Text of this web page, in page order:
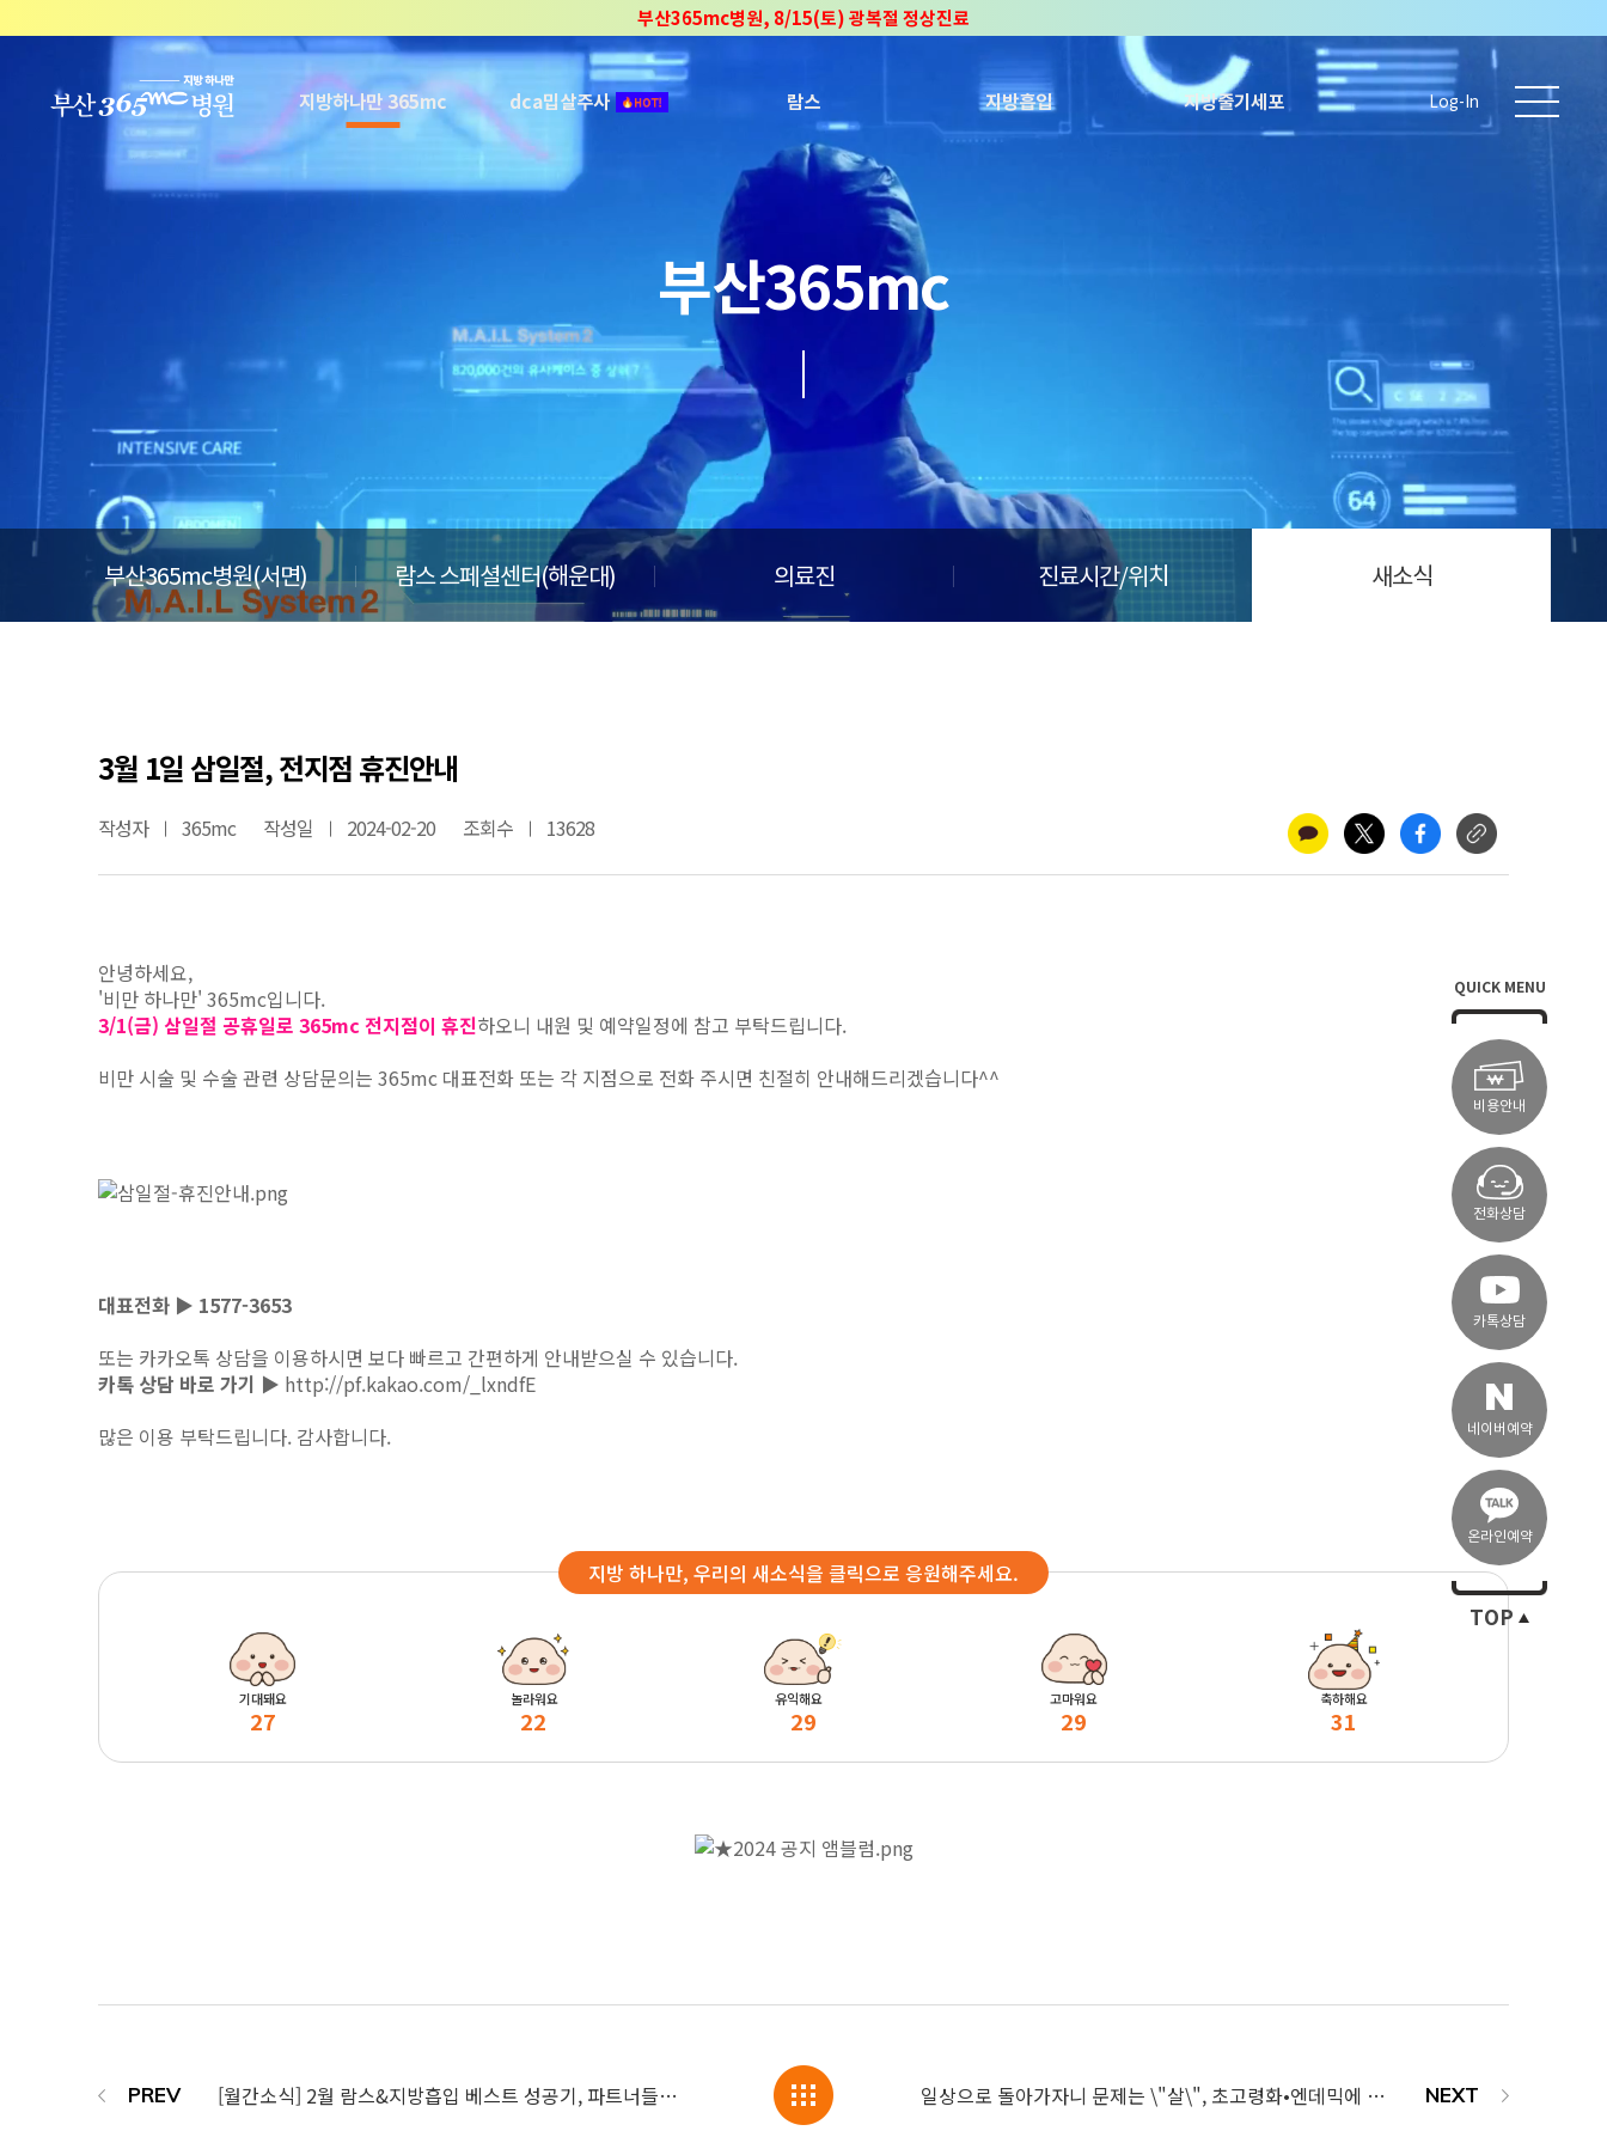
부산365mc병원, 8/15(토) 광복절 정상진료
부산365mc병원, 2년 연속 "Awards 2관왕" 수상
2025 "부산365mc 보건복지부 장관상" 수상!
지방하나만 365mc dca밉살주사 람스 지방흡입 지방줄기세포 Log-In
부산365mc
부산365mc병원(서면) 람스 스페셜센터(해운대) 의료진 진료시간/위치 새소식
3월 1일 삼일절, 전지점 휴진안내
작성자 365mc 작성일 2024-02-20 조회수 13628
안녕하세요,
'비만 하나만' 365mc입니다.
3/1(금) 삼일절 공휴일로 365mc 전지점이 휴진하오니 내원 및 예약일정에 참고 부탁드립니다.
비만 시술 및 수술 관련 상담문의는 365mc 대표전화 또는 각 지점으로 전화 주시면 친절히 안내해드리겠습니다^^
대표전화 ▶ 1577-3653
또는 카카오톡 상담을 이용하시면 보다 빠르고 간편하게 안내받으실 수 있습니다.
카톡 상담 바로 가기 ▶ http://pf.kakao.com/_lxndfE
많은 이용 부탁드립니다. 감사합니다.
지방 하나만, 우리의 새소식을 클릭으로 응원해주세요.
기대돼요
27
놀라워요
22
유익해요
29
고마워요
29
축하해요
31
[월간소식] 2월 람스&지방흡입 베스트 성공기, 파트너들도 감탄했다구요!👍 일상으로 돌아가자니 문제는 \"살\", 초고령화•엔데믹에 지난해 실버 비만 치료, 외국인 고객↑
QUICK MENU
비용안내
전화상담
카톡상담
네이버예약
온라인예약
TOP